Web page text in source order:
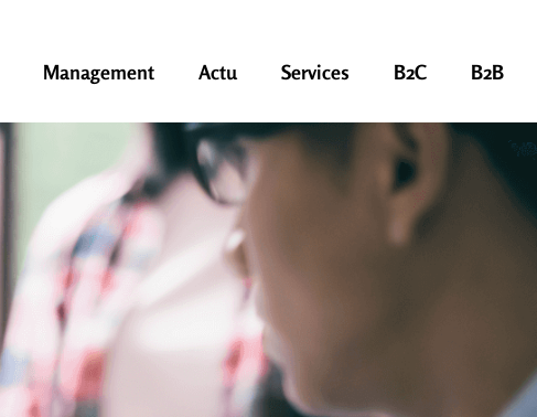
Management Actu Services B2C B2B